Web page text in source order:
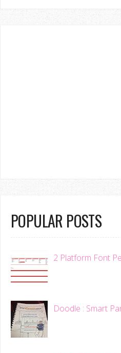
POPULAR POSTS
2 Platform Font
Doodle : Smart